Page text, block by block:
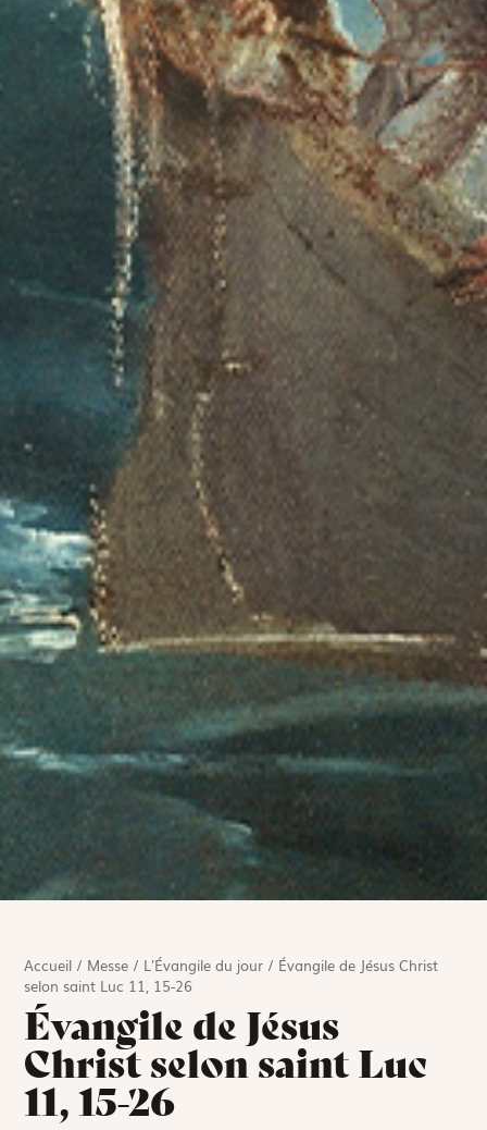
Accueil / Messe / L'Évangile du jour / Évangile de Jésus Christ
selon saint Luc 11, 15-26
Évangile de Jésus
Christ selon saint Luc
11, 15-26